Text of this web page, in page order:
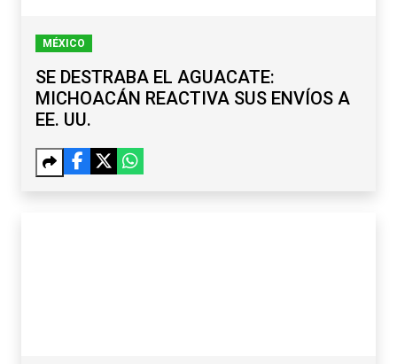
MÉXICO
SE DESTRABA EL AGUACATE:
MICHOACÁN REACTIVA SUS ENVÍOS A
EE. UU.